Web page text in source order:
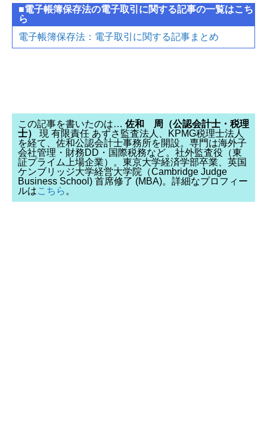
■電子帳簿保存法の電子取引に関する記事の一覧はこち
ら
電子帳簿保存法：電子取引に関する記事まとめ
この記事を書いたのは… 佐和 周（公認会計士・税理
士）
現 有限責任 あずさ監査法人、KPMG税理士法人
を経て、佐和公認会計士事務所を開設。専門は海外子
会社管理・財務DD・国際税務など。社外監査役（東
証プライム上場企業）。東京大学経済学部卒業、英国
ケンブリッジ大学経営大学院（Cambridge Judge
Business School) 首席修了 (MBA)。詳細なプロフィー
ルはこちら 。